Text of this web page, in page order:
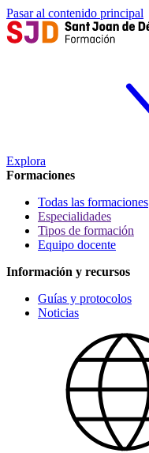
Pasar al contenido principal
Explora
Formaciones
Todas las formaciones
Especialidades
Tipos de formación
Equipo docente
Información y recursos
Guías y protocolos
Noticias